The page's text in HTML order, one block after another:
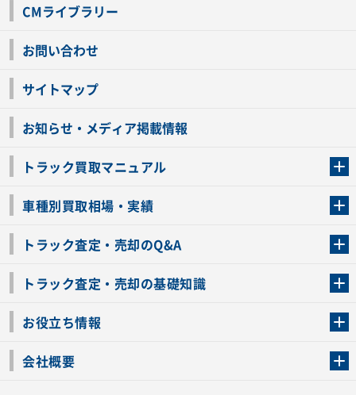
CMライブラリー
お問い合わせ
サイトマップ
お知らせ・メディア掲載情報
トラック買取マニュアル
車種別買取相場・実績
トラック査定・売却のQ&A
トラック査定・売却の基礎知識
お役立ち情報
会社概要